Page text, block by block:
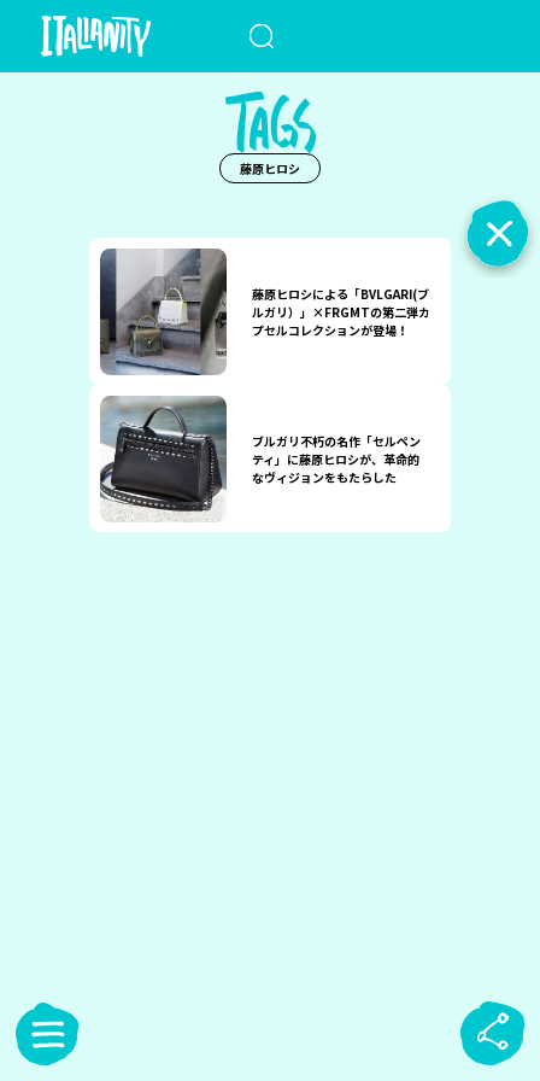
藤原ヒロシ
藤原ヒロシによる「BVLGARI(ブ
ルガリ）」×FRGMTの第二弾カ
プセルコレクションが登場！
ブルガリ不朽の名作「セルペン
ティ」に藤原ヒロシが、革命的
なヴィジョンをもたらした